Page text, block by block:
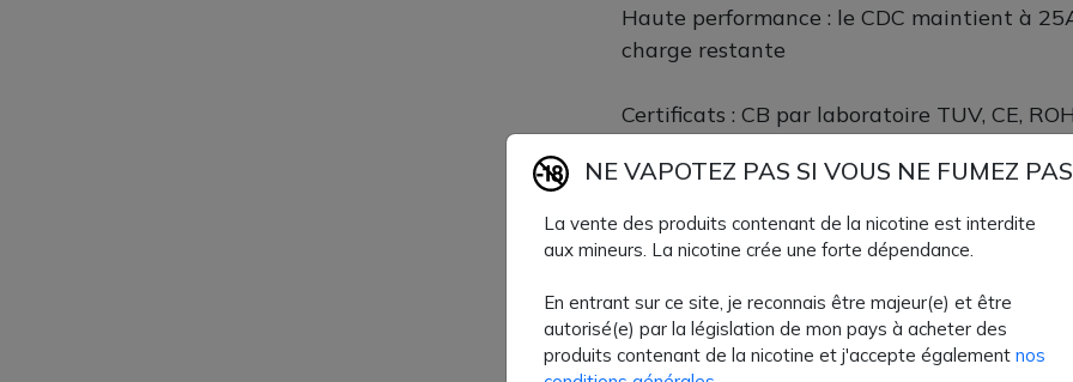
Haute performance : le CDC maintient à
charge restante
Certificats : CB par laboratoire TUV, CE,
Accu 18650 S26 2600mAh Golisi vendus
accus chez AZVape.
10,60 €
Quantité AJOUTER À
NE VAPOTEZ PAS SI VOUS NE FUMEZ
La vente des produits contenant de la nicotine est interdite
aux mineurs. La nicotine crée une forte dépendance.
En entrant sur ce site, je reconnais être majeur(e) et être
autorisé(e) par la législation de mon pays à acheter des
produits contenant de la nicotine et j'accepte également nos